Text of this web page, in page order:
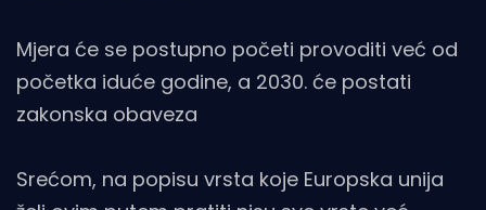
Mjera će se postupno početi provoditi već od
početka iduće godine, a 2030. će postati
zakonska obaveza
Srećom, na popisu vrsta koje Europska unija